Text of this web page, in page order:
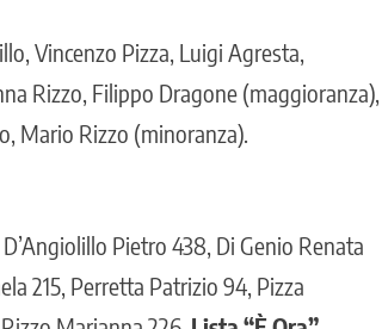
Vincenzo Pizza, Luigi Agresta,
Rizzo, Filippo Dragone (maggioranza),
Mario Rizzo (minoranza).
Pietro 438, Di Genio Renata
215, Perretta Patrizio 94, Pizza